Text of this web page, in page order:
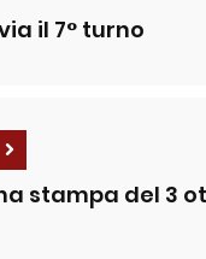
il 7° turno
stampa del 3